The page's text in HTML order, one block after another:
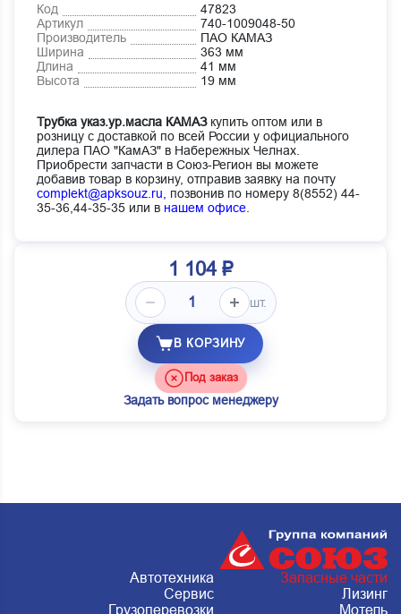
Код
47823
Артикул
740-1009048-50
Производитель
ПАО КАМАЗ
Ширина
363 мм
Длина
41 мм
Высота
19 мм
Трубка указ.ур.масла КАМАЗкупить оптом или в
розницу с доставкой по всей России у официального
дилера ПАО "КамАЗ" в Набережных Челнах.
Приобрести запчасти в Союз-Регион вы можете
добавив товар в корзину, отправив заявку на почту
complekt@apksouz.ru,
позвонив по номеру 8(8552) 44-
35-36,44-35-35 или в нашем офисе
1 104 ₽
шт.
В КОРЗИНУ
Под заказ
Задать вопрос менеджеру
Автотехника
Запасные части
Сервис
Лизинг
Грузоперевозки
Мотель